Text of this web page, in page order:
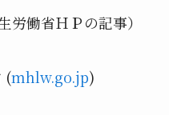
労働省ＨＰの記事）
(mhlw.go.jp)